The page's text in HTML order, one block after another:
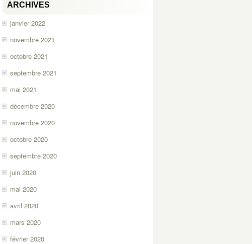
ARCHIVES
janvier 2022
novembre 2021
octobre 2021
septembre 2021
mai 2021
décembre 2020
novembre 2020
octobre 2020
septembre 2020
juin 2020
mai 2020
avril 2020
mars 2020
février 2020